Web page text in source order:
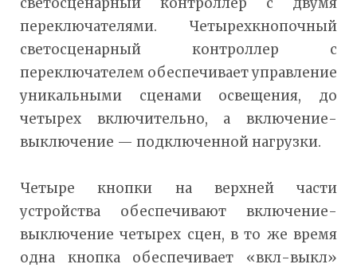
переключателями. Четырехкнопочный
светосценарный контроллер с
переключателем обеспечивает управление
уникальными сценами освещения, до
четырех включительно, а включение-
выключение — подключенной нагрузки.
Четыре кнопки на верхней части
устройства обеспечивают включение-
выключение четырех сцен, в то же время
одна кнопка обеспечивает «вкл-выкл»